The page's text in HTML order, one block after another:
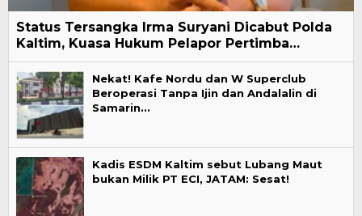
Status Tersangka Irma Suryani Dicabut Polda
Kaltim, Kuasa Hukum Pelapor Pertimba…
Nekat! Kafe Nordu dan W Superclub
Beroperasi Tanpa Ijin dan Andalalin di
Samarin…
Kadis ESDM Kaltim sebut Lubang Maut
bukan Milik PT ECI, JATAM: Sesat!